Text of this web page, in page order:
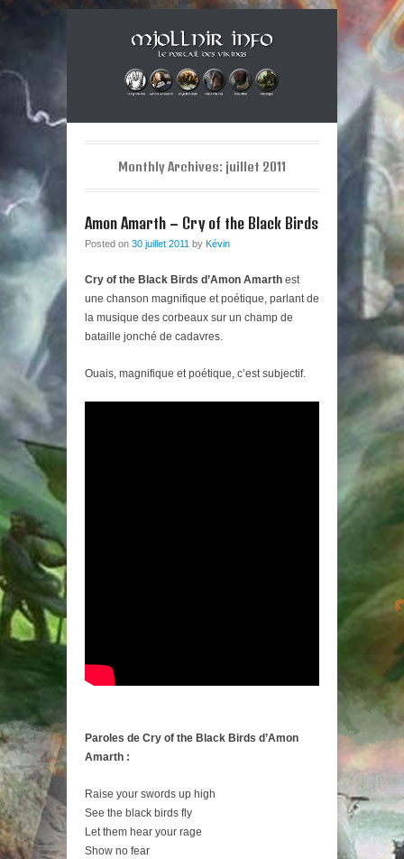
Mjollnir Info : le Portail des
Vikings !
Musique métal et culture scandinave, le tout dans un style
Berzerker ! Alors si vous vous sentez une âme de redresseur de
Thor aux cheveux longs et à la guitare électrique, ce blog est fait
Monthly Archives: juillet 2011
Amon Amarth – Cry of the Black Birds
Posted on 30 juillet 2011 by Kévin
Cry of the Black Birds d’Amon Amarth est
une chanson magnifique et poétique, parlant de
la musique des corbeaux sur un champ de
bataille jonché de cadavres.
Ouais, magnifique et poétique, c’est subjectif.
Paroles de Cry of the Black Birds d’Amon
Amarth :
Raise your swords up high
See the black birds fly
Let them hear your rage
Show no fear